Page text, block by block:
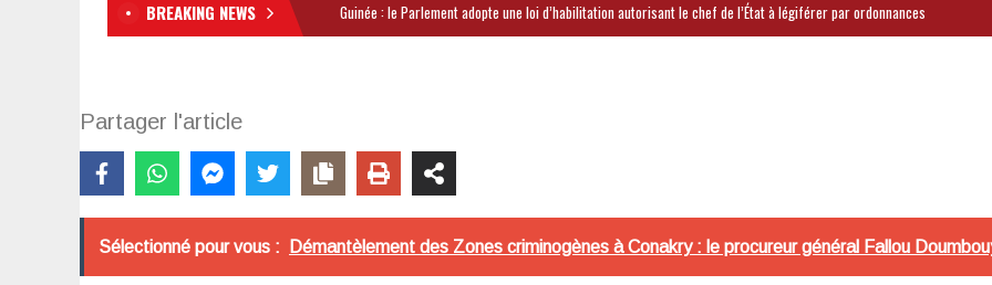
BREAKING NEWS Guinée : le Parlement adopte une loi d’habilitation autorisant le chef de l’État à légiférer par ordonnances
Partager l'article
Sélectionné pour vous : Démantèlement des Zones criminogènes à Conakry : le procureur général Fallou